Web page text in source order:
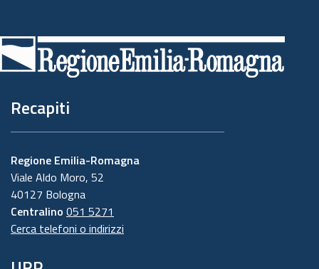
di
pagina
Recapiti
Regione Emilia-Romagna
Viale Aldo Moro, 52
40127 Bologna
Centralino 051 5271
Cerca telefoni o indirizzi